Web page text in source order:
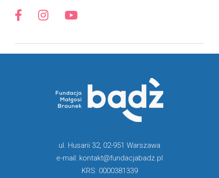
ul. Husarii 32, 02-951 Warszawa
e-mail: kontakt@fundacjabadz.pl
KRS: 0000381339